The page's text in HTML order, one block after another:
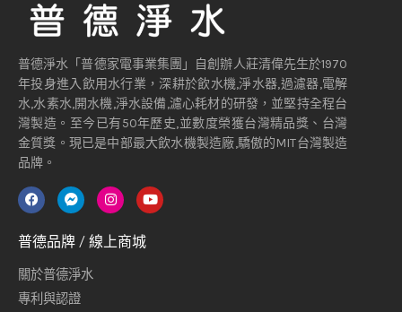
普德淨水「普德家電事業集團」自創辦人莊清偉先生於1970
年投身進入飲用水行業，深耕於飲水機,淨水器,過濾器,電解
水,水素水,開水機,淨水設備,濾心耗材的研發，並堅持全程台
灣製造。至今已有50年歷史,並數度榮獲台灣精品獎、台灣
金質獎。現已是中部最大飲水機製造廠,驕傲的MIT台灣製造
品牌。
普德品牌 / 線上商城
關於普德淨水
專利與認證